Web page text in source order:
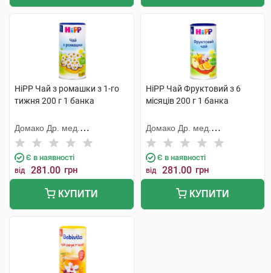
HiPP Чай з ромашки з 1-го
тижня 200 г 1 банка
Домако Др. мед.
Ауфдермаур АГ
Є в наявності
від 281.00 грн
КУПИТИ
HiPP Чай Фруктовий з 6
місяців 200 г 1 банка
Домако Др. мед.
Ауфдермаур АГ
Є в наявності
від 281.00 грн
КУПИТИ